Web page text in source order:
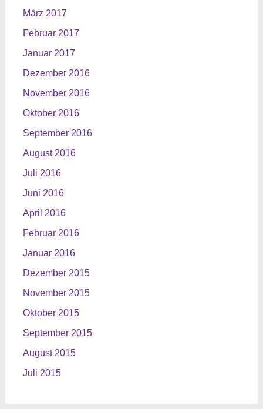
März 2017
Februar 2017
Januar 2017
Dezember 2016
November 2016
Oktober 2016
September 2016
August 2016
Juli 2016
Juni 2016
April 2016
Februar 2016
Januar 2016
Dezember 2015
November 2015
Oktober 2015
September 2015
August 2015
Juli 2015